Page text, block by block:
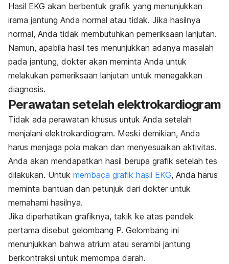
Hasil EKG akan berbentuk grafik yang menunjukkan
irama jantung Anda normal atau tidak. Jika hasilnya
normal, Anda tidak membutuhkan pemeriksaan lanjutan.
Namun, apabila hasil tes menunjukkan adanya masalah
pada jantung, dokter akan meminta Anda untuk
melakukan pemeriksaan lanjutan untuk menegakkan
diagnosis.
Perawatan setelah elektrokardiogram
Tidak ada perawatan khusus untuk Anda setelah
menjalani elektrokardiogram. Meski demikian, Anda
harus menjaga pola makan dan menyesuaikan aktivitas.
Anda akan mendapatkan hasil berupa grafik setelah tes
dilakukan. Untuk membaca grafik hasil EKG, Anda harus
meminta bantuan dan petunjuk dari dokter untuk
memahami hasilnya.
Jika diperhatikan grafiknya, takik ke atas pendek
pertama disebut gelombang P. Gelombang ini
menunjukkan bahwa atrium atau serambi jantung
berkontraksi untuk memompa darah.